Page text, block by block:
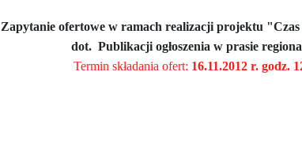
Zapytanie ofertowe w ramach realizacji projektu "Czas
dot. Publikacji ogłoszenia w prasie
Termin składania ofert: 16.11.2012 r. godz.